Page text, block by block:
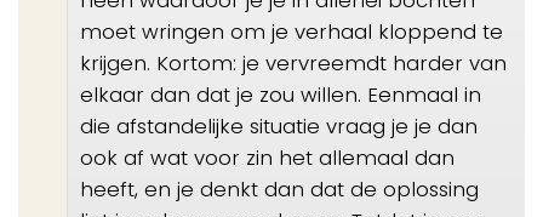
moet wringen om je verhaal kloppend te
krijgen. Kortom: je vervreemdt harder van
elkaar dan dat je zou willen. Eenmaal in
die afstandelijke situatie vraag je je dan
ook af wat voor zin het allemaal dan
heeft, en je denkt dan dat de oplossing